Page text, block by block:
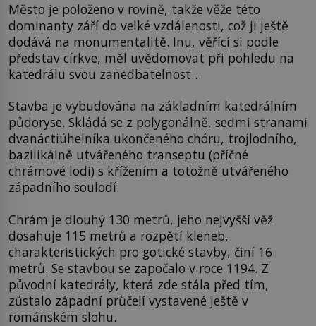
Město je položeno v rovině, takže věže této
dominanty září do velké vzdálenosti, což ji ještě
dodává na monumentalitě. Inu, věřící si podle
představ církve, měl uvědomovat při pohledu na
katedrálu svou zanedbatelnost…
Stavba je vybudována na základním katedrálním
půdoryse. Skládá se z polygonálně, sedmi stranami
dvanáctiúhelníka ukončeného chóru, trojlodního,
bazilikálně utvářeného transeptu (příčné
chrámové lodi) s křížením a totožně utvářeného
západního soulodí.
Chrám je dlouhý 130 metrů, jeho nejvyšší věž
dosahuje 115 metrů a rozpětí kleneb,
charakteristických pro gotické stavby, činí 16
metrů. Se stavbou se započalo v roce 1194. Z
původní katedrály, která zde stála před tím,
zůstalo západní průčelí vystavené ještě v
románském slohu.